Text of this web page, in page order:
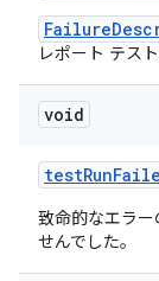
レポート テス
void
testRun
致命的なエラ
せんでした。